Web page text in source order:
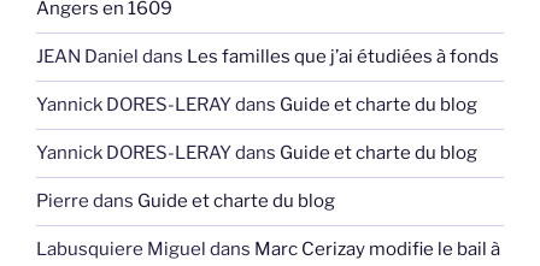
Angers en 1609
JEAN Daniel dans Les familles que j’ai étudiées à fonds
Yannick DORES-LERAYdans Guide et charte du blog
Yannick DORES-LERAYdans Guide et charte du blog
Pierre dans Guide et charte du blog
Labusquiere Miguel dans Marc Cerizay modifie le bail à